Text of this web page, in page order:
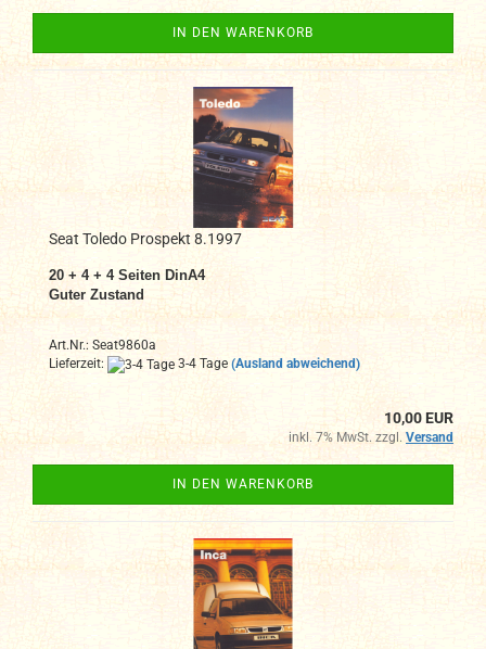
IN DEN WARENKORB
Seat Toledo Prospekt 8.1997
20 + 4 + 4 Seiten DinA4
Guter Zustand
Art.Nr.: Seat9860a
Lieferzeit:
3-4 Tage (Ausland abweichend)
10,00 EUR
inkl. 7% MwSt. zzgl. Versand
IN DEN WARENKORB